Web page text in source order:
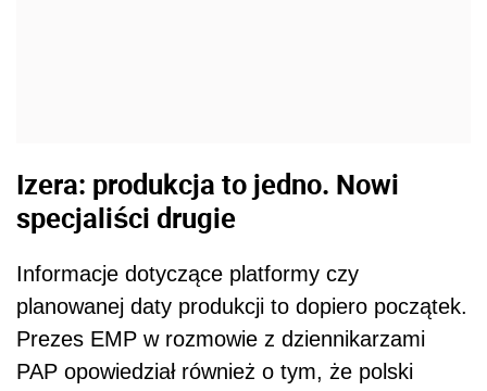
Izera: produkcja to jedno. Nowi
specjaliści drugie
Informacje dotyczące platformy czy
planowanej daty produkcji to dopiero początek.
Prezes EMP w rozmowie z dziennikarzami
PAP opowiedział również o tym, że polski